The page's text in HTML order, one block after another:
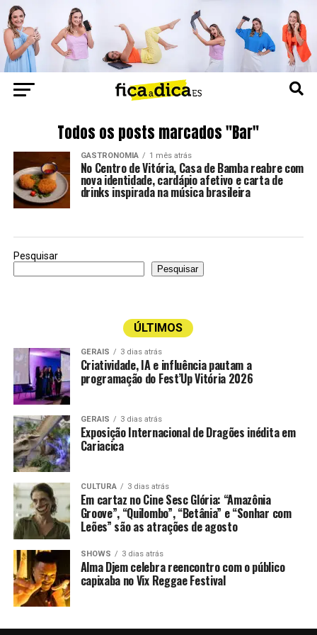
Todos os posts marcados "Bar"
GASTRONOMIA 1 mês atrás
No Centro de Vitória, Casa de Bamba reabre com
nova identidade, cardápio afetivo e carta de
drinks inspirada na música brasileira
Pesquisar
Pesquisar
ÚLTIMOS
GERAIS 3 dias atrás
Criatividade, IA e influência pautam a
programação do Fest’Up Vitória 2026
GERAIS 3 dias atrás
Exposição Internacional de Dragões inédita em
Cariacica
CULTURA 3 dias atrás
Em cartaz no Cine Sesc Glória: “Amazônia
Groove”, “Quilombo”, “Betânia” e “Sonhar com
Leões” são as atrações de agosto
SHOWS 3 dias atrás
Alma Djem celebra reencontro com o público
capixaba no Vix Reggae Festival